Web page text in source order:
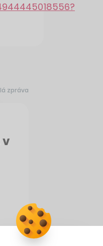
zpráva